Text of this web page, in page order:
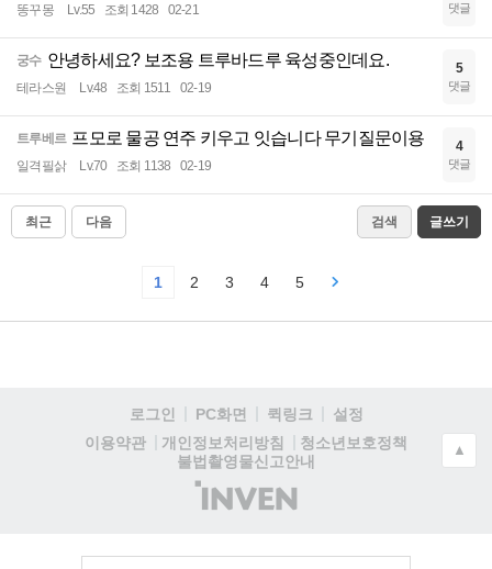
똥꾸몽 Lv.55 조회 1428 02-21 댓글
궁수 안녕하세요? 보조용 트루바드루 육성중인데요.
테라스원 Lv.48 조회 1511 02-19
5
댓글
트루베르 프모로 물공 연주 키우고 잇습니다 무기질문이용
일격필삵 Lv.70 조회 1138 02-19
4
댓글
최근 다음 검색 글쓰기
1 2 3 4 5
로그인 PC화면 퀵링크
설정
이용약관
개인정보처리방침
청소년보호정책
불법촬영물신고안내
(주)
인
▲